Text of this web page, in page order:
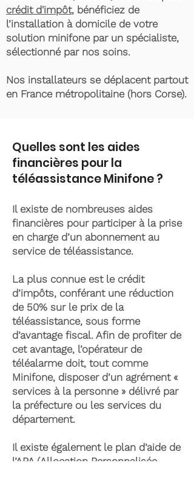
crédit d'impôt, bénéficiez de
l’installation à domicile de votre
solution minifone par un spécialiste,
sélectionné par nos soins.
Nos installateurs se déplacent partout
en France métropolitaine (hors Corse).
Quelles sont les aides
financières pour la
téléassistance Minifone ?
Il existe de nombreuses aides
financières pour participer à la prise
en charge d’un abonnement au
service de téléassistance.
La plus connue est le crédit
d’impôts, conférant une réduction
de 50% sur le prix de la
téléassistance, sous forme
d’avantage fiscal. Afin de profiter de
cet avantage, l’opérateur de
téléalarme doit, tout comme
Minifone, disposer d’un agrément «
services à la personne » délivré par
la préfecture ou les services du
département.
Il existe également le plan d’aide de
l’APA (Allocation Personnalisée